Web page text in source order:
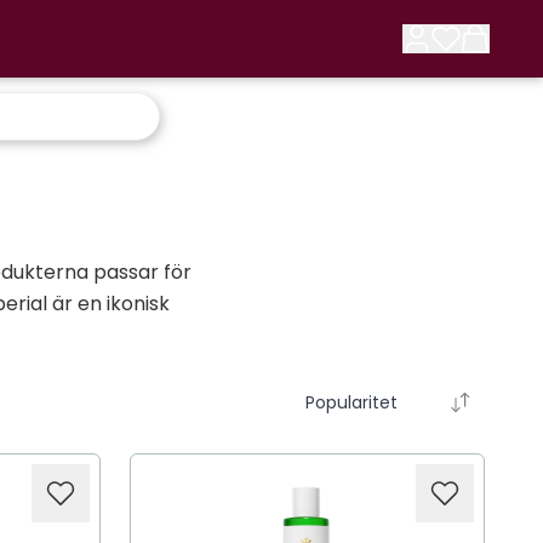
passar för
är en ikonisk
Popularitet